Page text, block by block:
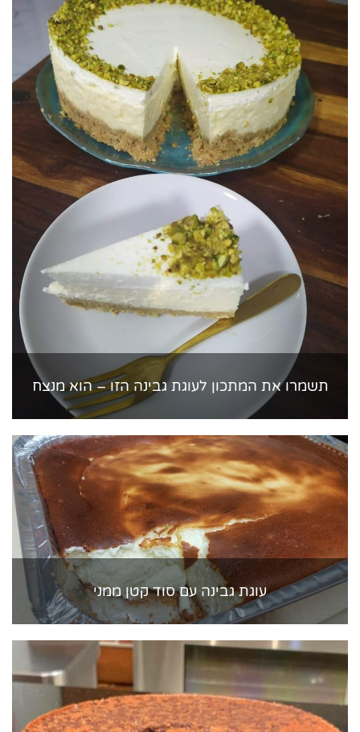
תשמרו את המתכון לעוגת גבינה הזו – הוא מנצח
עוגת גבינה עם סוד קטן ממני